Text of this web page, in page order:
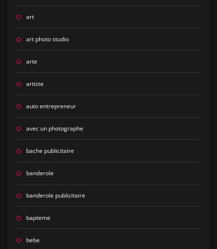
art
art photo studio
arte
artiste
auto entrepreneur
avec un photographe
bache publicitaire
banderole
banderole publicitaire
bapteme
bebe